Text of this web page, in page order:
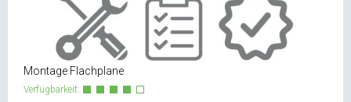
Montage Flachplane
Verfügbarkeit: